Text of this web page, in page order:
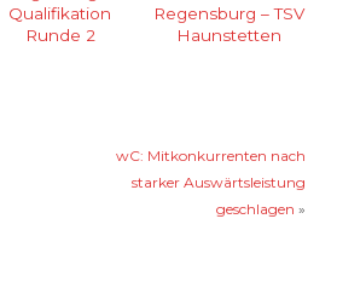
Qualifikation
Runde 2
Regensburg – TSV
Haunstetten
wC: Mitkonkurrenten nach
starker Auswärtsleistung
geschlagen »